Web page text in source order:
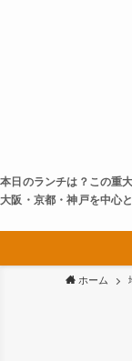
本日のランチは？この重
大阪・京都・神戸を中心
ホーム